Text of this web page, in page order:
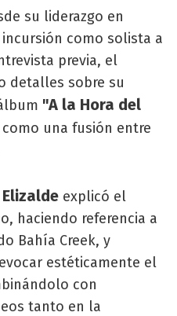
su liderazgo en
como solista a
previa, el
detalles sobre su
"A la Hora del
una fusión entre
Elizalde explicó el
haciendo referencia a
Bahía Creek, y
estéticamente el
con
tanto en la